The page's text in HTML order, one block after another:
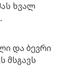
ხვალ
და ბევრი
მსგავს